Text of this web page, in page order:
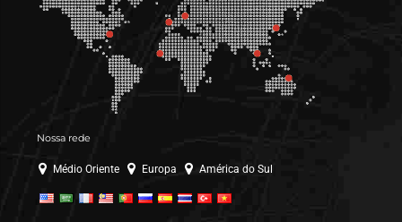
Nossa rede
Médio Oriente Europa América do Sul